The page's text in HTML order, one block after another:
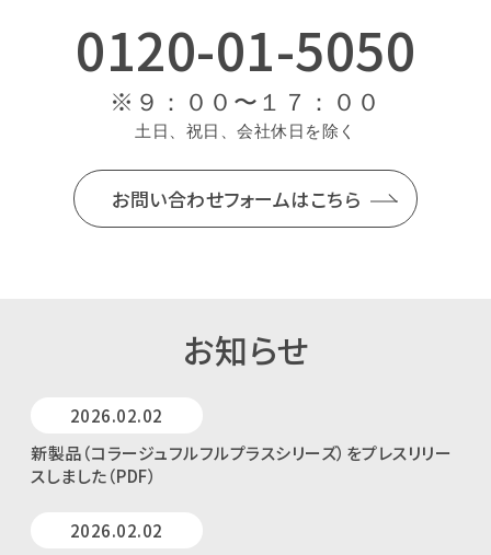
0120-01-5050
※９：００〜１７：００
⼟⽇、祝⽇、会社休⽇を除く
お問い合わせフォームはこちら
お知らせ
2026.02.02
新製品（コラージュフルフルプラスシリーズ）をプレスリリー
スしました（PDF）
2026.02.02